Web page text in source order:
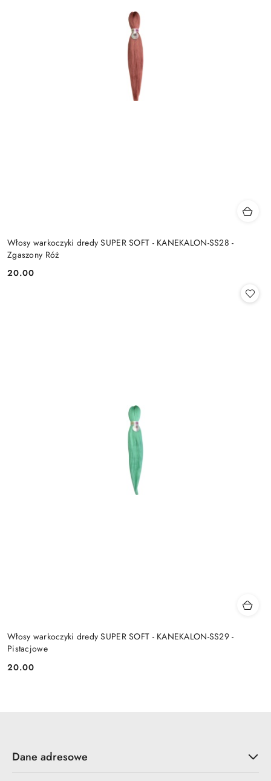
Włosy warkoczyki dredy SUPER SOFT - KANEKALON-SS28 -
Zgaszony Róż
Cena:
20.00
Włosy warkoczyki dredy SUPER SOFT - KANEKALON-SS29 -
Pistacjowe
Cena:
20.00
Dane adresowe